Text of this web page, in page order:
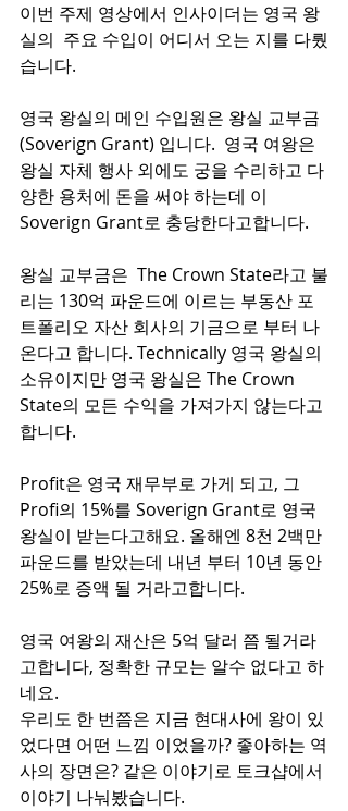
이번 주제 영상에서 인사이더는 영국 왕
실의  주요 수입이 어디서 오는 지를 다뤘
습니다.
영국 왕실의 메인 수입원은 왕실 교부금
(Soverign Grant) 입니다.  영국 여왕은
왕실 자체 행사 외에도 궁을 수리하고 다
양한 용처에 돈을 써야 하는데 이
Soverign Grant로 충당한다고합니다.
왕실 교부금은  The Crown State라고 불
리는 130억 파운드에 이르는 부동산 포
트폴리오 자산 회사의 기금으로 부터 나
온다고 합니다. Technically 영국 왕실의
소유이지만 영국 왕실은 The Crown
State의 모든 수익을 가져가지 않는다고
합니다.
Profit은 영국 재무부로 가게 되고, 그
Profi의 15%를 Soverign Grant로 영국
왕실이 받는다고해요. 올해엔 8천 2백만
파운드를 받았는데 내년 부터 10년 동안
25%로 증액 될 거라고합니다.
영국 여왕의 재산은 5억 달러 쯤 될거라
고합니다, 정확한 규모는 알수 없다고 하
네요.
우리도 한 번쯤은 지금 현대사에 왕이 있
었다면 어떤 느낌 이었을까? 좋아하는 역
사의 장면은? 같은 이야기로 토크샵에서
이야기 나눠봤습니다.